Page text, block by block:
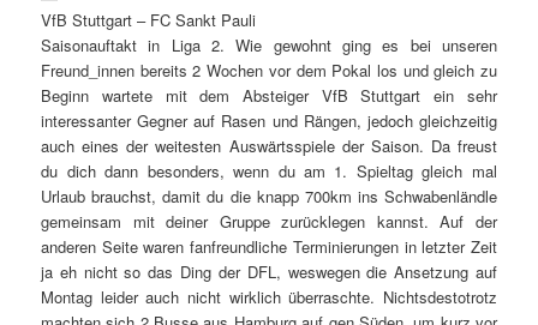
VfBStuttgart – FC Sankt Pauli
Saisonauftakt in Liga 2. Wie gewohnt ging es bei unseren
Freund_innen bereits 2 Wochen vor dem Pokal los und gleich zu
Beginn wartete mit dem Absteiger VfBStuttgart ein sehr
interessanter Gegner auf Rasen und Rängen, jedoch gleichzeitig
auch eines der weitesten Auswärtsspiele der Saison. Da freust
du dich dann besonders, wenn du am 1. Spieltag gleich mal
Urlaub brauchst, damit du die knapp 700km ins Schwabenländle
gemeinsam mit deiner Gruppe zurücklegen kannst. Auf der
anderen Seite waren fanfreundliche Terminierungen in letzter Zeit
ja eh nicht so das Ding der DFL, weswegen die Ansetzung auf
Montag leider auch nicht wirklich überraschte. Nichtsdestotrotz